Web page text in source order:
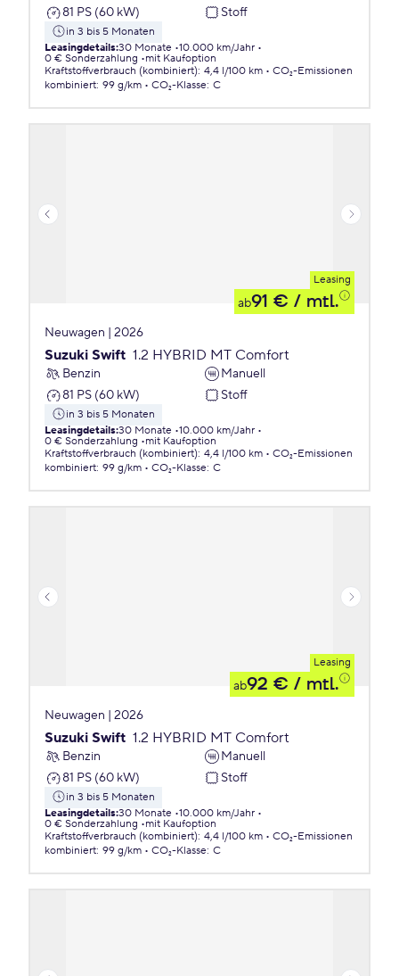
81 PS (60 kW)
Stoff
in 3 bis 5 Monaten
Leasingdetails:30 Monate 10.000 km/Jahr
0 € Sonderzahlung
mit Kaufoption
Kraftstoffverbrauch (kombiniert): 4,4 l/100 km
CO₂-Emissionen
kombiniert: 99 g/km CO₂-Klasse: C
Leasing
ab91 € / mtl.
Neuwagen | 2026
Suzuki Swift 1.2 HYBRID MT Comfort
Benzin
Manuell
81 PS (60 kW)
Stoff
in 3 bis 5 Monaten
Leasingdetails:30 Monate 10.000 km/Jahr
0 € Sonderzahlung
mit Kaufoption
Kraftstoffverbrauch (kombiniert): 4,4 l/100 km
CO₂-Emissionen
kombiniert: 99 g/km CO₂-Klasse: C
Leasing
ab92 € / mtl.
Neuwagen | 2026
Suzuki Swift 1.2 HYBRID MT Comfort
Benzin
Manuell
81 PS (60 kW)
Stoff
in 3 bis 5 Monaten
Leasingdetails:30 Monate 10.000 km/Jahr
0 € Sonderzahlung
mit Kaufoption
Kraftstoffverbrauch (kombiniert): 4,4 l/100 km
CO₂-Emissionen
kombiniert: 99 g/km CO₂-Klasse: C